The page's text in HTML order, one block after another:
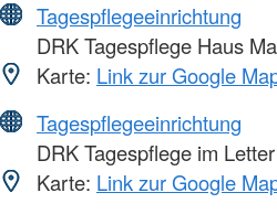
Tagespflegeeinrichtung
DRK Tagespflege Haus
Karte: Link zur Google
Tagespflegeeinrichtung
DRK Tagespflege im
Karte: Link zur Google